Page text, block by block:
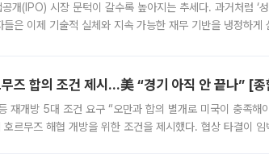
개(IPO) 시장 문턱이 갈수록 높아지는 추세다. 과거처럼 ‘
들은 이제 기술적 실체와 지속 가능한 재무 기반을 냉정하게
즈 합의 조건 제시…美 “경기 아직 안 끝나” [종
재개방 5대 조건 요구 “오만과 합의 별개로 미국이 충족해
르무즈 해협 개방을 위한 조건을 제시했다. 협상 타결이